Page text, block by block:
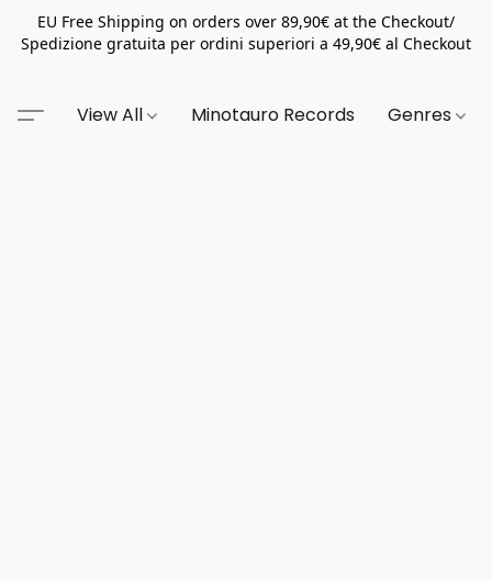
EU Free Shipping on orders over 89,90€ at the Checkout/
Spedizione gratuita per ordini superiori a 49,90€ al Checkout
View All Minotauro Records Genres